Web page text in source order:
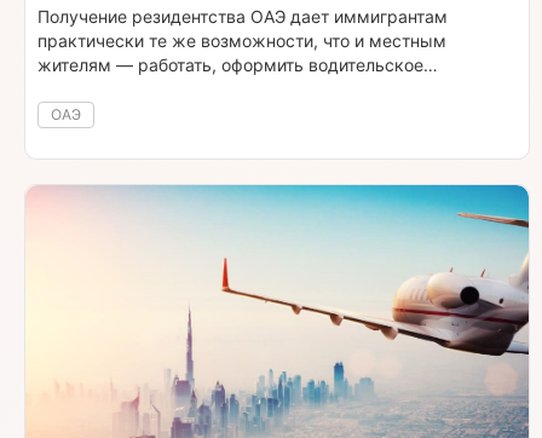
ОАЭ
Получение резидентства ОАЭ дает иммигрантам
практически те же возможности, что и местным
жителям — работать, оформить водительское
медицине и банковским услугам.